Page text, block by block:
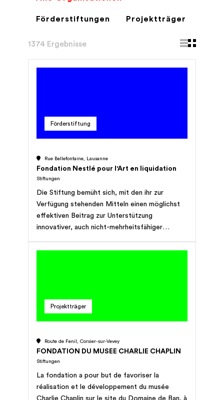
Förderstiftungen Projektträger
1374 Ergebnisse
Förderstiftung
Rue Bellefontaine, Lausanne
Fondation Nestlé pour l'Art en liquidation
Stiftungen
Die Stiftung bemüht sich, mit den ihr zur
Verfügung stehenden Mitteln einen möglichst
effektiven Beitrag zur Unterstützung
innovativer, auch nicht-mehrheitsfähiger
Projektträger
Route de Fenil, Corsier-sur-Vevey
FONDATION DU MUSEE CHARLIE CHAPLIN
Stiftungen
La fondation a pour but de favoriser la
réalisation et le développement du musée
Charlie Chaplin sur le site du Domaine de Ban, à